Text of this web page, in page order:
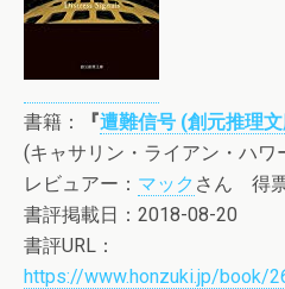
書籍： 『遭難信号 (創元推理
(キャサリン・ライアン・ハワ
レビュアー： マック さん 得
書評掲載日：2018-08-20
書評URL：
https://www.honzuki.jp/book/